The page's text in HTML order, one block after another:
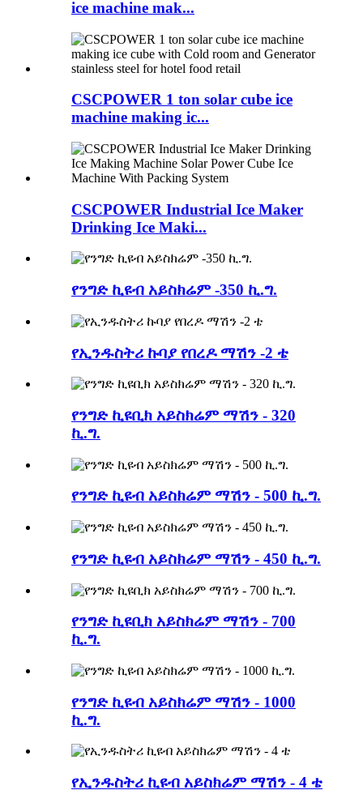
ice machine mak...
CSCPOWER 1 ton solar cube ice
machine making ic...
CSCPOWER Industrial Ice Maker
Drinking Ice Maki...
የንግድ ኪዩብ አይስክሬም -350 ኪ.ግ.
የኢንዱስትሪ ኩባያ የበረዶ ማሽን -2 ቴ
የንግድ ኪዩቢክ አይስክሬም ማሽን - 320
ኪ.ግ.
የንግድ ኪዩብ አይስክሬም ማሽን - 500 ኪ.ግ.
የንግድ ኪዩብ አይስክሬም ማሽን - 450 ኪ.ግ.
የንግድ ኪዩቢክ አይስክሬም ማሽን - 700
ኪ.ግ.
የንግድ ኪዩብ አይስክሬም ማሽን - 1000
ኪ.ግ.
የኢንዱስትሪ ኪዩብ አይስክሬም ማሽን - 4 ቴ